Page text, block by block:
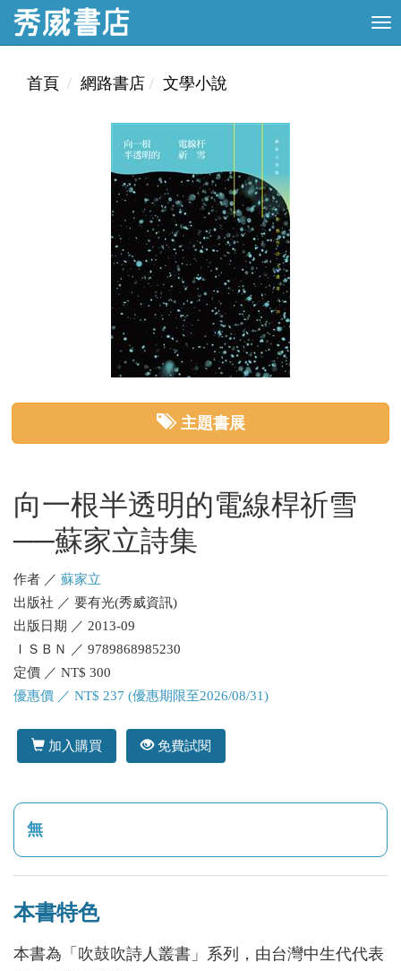
首頁 網路書店 文學小說
主題書展
向一根半透明的電線桿祈雪
──蘇家立詩集
作者 ／ 蘇家立
出版社 ／ 要有光(秀威資訊)
出版日期 ／ 2013-09
ＩＳＢＮ ／ 9789868985230
定價 ／ NT$ 300
優惠價 ／ NT$ 237 (優惠期限至2026/08/31)
加入購買 免費試閱
無
本書特色
本書為「吹鼓吹詩人叢書」系列，由台灣中生代代表